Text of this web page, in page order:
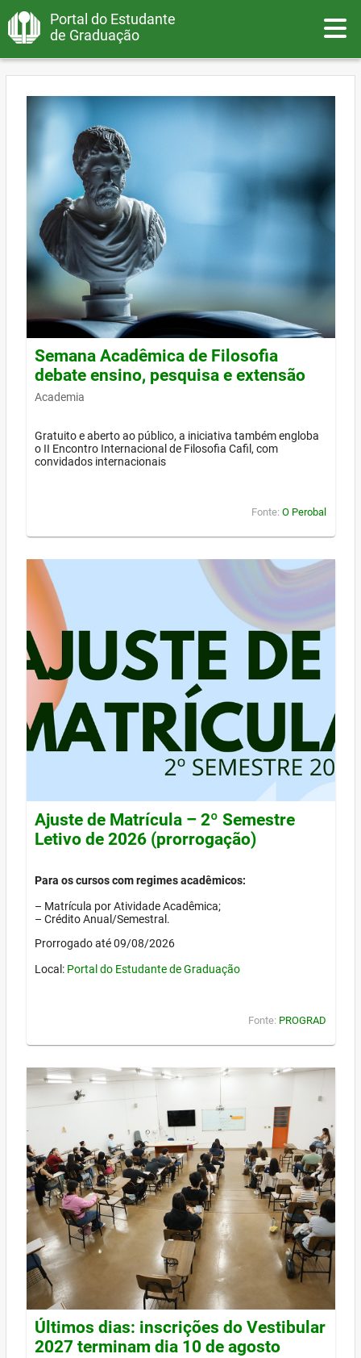
Portal do Estudante
de Graduação
Semana Acadêmica de Filosofia
debate ensino, pesquisa e extensão
Academia
Gratuito e aberto ao público, a iniciativa também engloba
o II Encontro Internacional de Filosofia Cafil, com
convidados internacionais
Fonte: O Perobal
Ajuste de Matrícula – 2º Semestre
Letivo de 2026 (prorrogação)
Para os cursos com regimes acadêmicos:
– Matrícula por Atividade Acadêmica;
– Crédito Anual/Semestral.
Prorrogado até 09/08/2026
Local: Portal do Estudante de Graduação
Fonte: PROGRAD
Últimos dias: inscrições do Vestibular
2027 terminam dia 10 de agosto